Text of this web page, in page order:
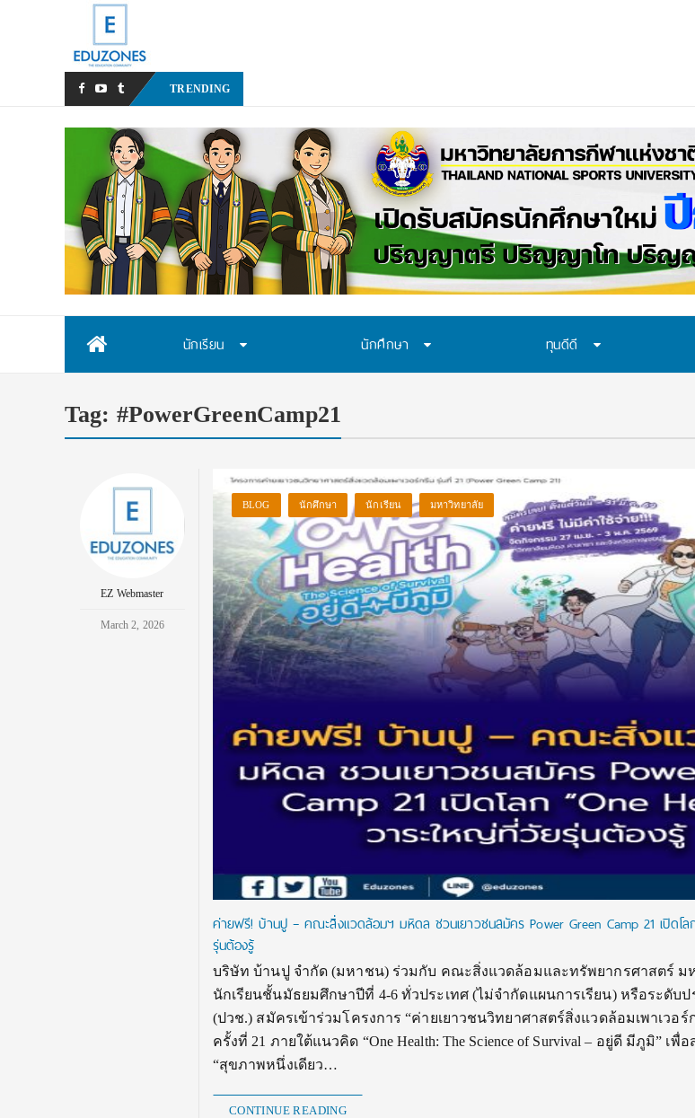
TRENDING
นักเรียน นักศึกษา ทุนดีดี
Tag: #PowerGreenCamp21
EZ Webmaster
March 2, 2026
BLOG นักศึกษา นักเรียน มหาวิทยาลัย
ค่ายฟรี! บ้านปู – คณะสิ่งแวดล้อมฯ มหิดล ชวนเยาวชนสมัคร Power Green Camp 21 เปิดโล
รุ่นต้องรู้
บริษัท บ้านปู จำกัด (มหาชน) ร่วมกับ คณะสิ่งแวดล้อมและทรัพยากรศาสตร์ ม
นักเรียนชั้นมัธยมศึกษาปีที่ 4-6 ทั่วประเทศ (ไม่จำกัดแผนการเรียน) หรือระดับ
(ปวช.) สมัครเข้าร่วมโครงการ “ค่ายเยาวชนวิทยาศาสตร์สิ่งแวดล้อมเพาเวอร์ก
ครั้งที่ 21 ภายใต้แนวคิด “One Health: The Science of Survival – อยู่ดี มีภูมิ” เพื่
“สุขภาพหนึ่งเดียว…
CONTINUE READING